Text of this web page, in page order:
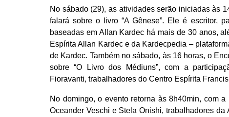
No sábado (29), as atividades serão iniciadas às
falará sobre o livro “A Gênese”. Ele é escritor,
baseadas em Allan Kardec há mais de 30 anos,
Espírita Allan Kardec e da Kardecpedia –
de Kardec. Também no sábado, às 16 horas, o
sobre “O Livro dos Médiuns”, com a
Fioravanti, trabalhadores do Centro Espírita
No domingo, o evento retorna às 8h40min, com
Oceander Veschi e Stela Onishi, trabalhadores